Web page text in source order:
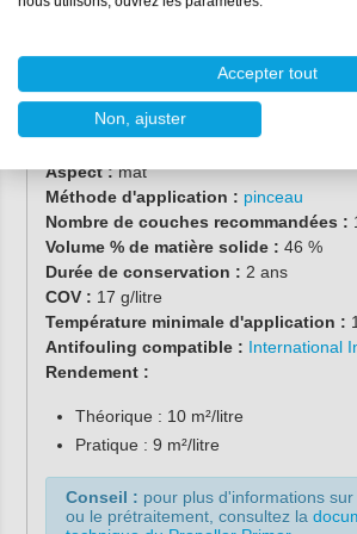
Contenu :0,25 litre
Aspect :mat
Méthode d'application : pinceau
Nombre de couches recommandées :
Volume % de matière solide : 46 %
Durée de conservation : 2 ans
COV : 17 g/litre
Température minimale d'application :
Antifouling compatible : International
Rendement :
Théorique : 10 m²/litre
Pratique : 9 m²/litre
Conseil : pour plus d'informations
ou le prétraitement, consultez la
Accepter tout
Non, ajuster